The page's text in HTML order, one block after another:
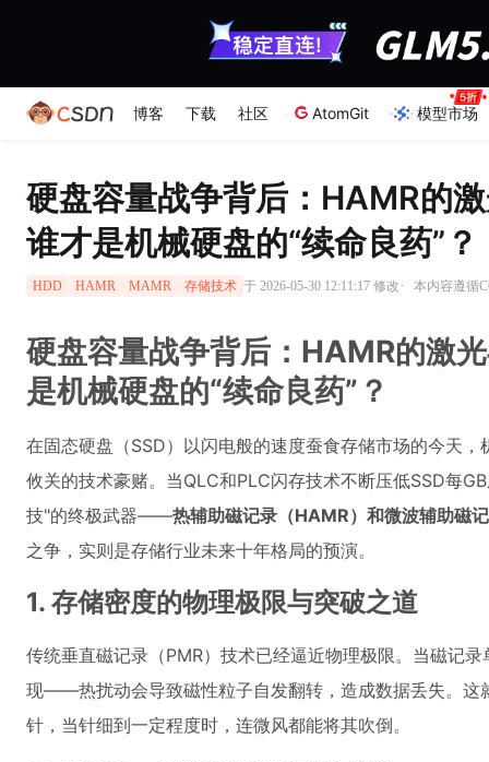
博客 下载 社区 AtomGit 模型市场
硬盘容量战争背后：HAMR的
谁才是机械硬盘的“续命良药”？
HDD HAMR MAMR 存储技术 于 2026-05-30 12:11:17 修改· 本内容遵循
硬盘容量战争背后：HAMR的激
是机械硬盘的“续命良药”？
在固态硬盘（SSD）以闪电般的速度蚕食存储市场的今天
攸关的技术豪赌。当QLC和PLC闪存技术不断压低SSD每
技"的终极武器——热辅助磁记录（HAMR） 和微波辅助磁
之争，实则是存储行业未来十年格局的预演。
1. 存储密度的物理极限与突破之道
传统垂直磁记录（PMR）技术已经逼近物理极限。当磁记
现——热扰动会导致磁性粒子自发翻转，造成数据丢失。这
针，当针细到一定程度时，连微风都能将其吹倒。